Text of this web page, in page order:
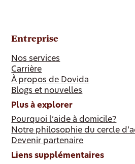
Entreprise
Nos services
Carrière
À propos de Dovida
Blogs et nouvelles
Plus à explorer
Pourquoi l’aide à domicile?
Notre philosophie du cercle
Devenir partenaire
Liens supplémentaires